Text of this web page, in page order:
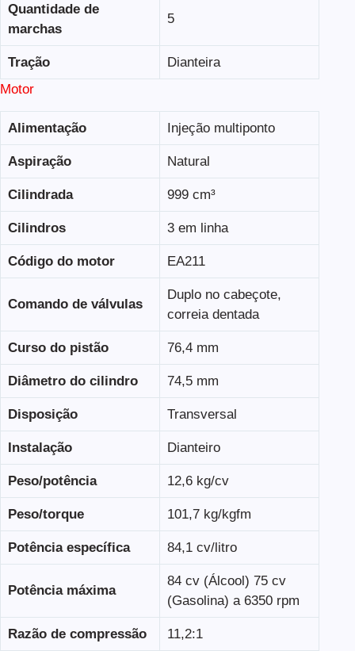
Quantidade de
marchas
5
Tração
Dianteira
Motor
Alimentação Injeção multiponto
Aspiração Natural
Cilindrada 999 cm³
Cilindros 3 em linha
Código do motor EA211
Comando de válvulas
Duplo no cabeçote,
correia dentada
Curso do pistão 76,4 mm
Diâmetro do cilindro 74,5 mm
Disposição Transversal
Instalação Dianteiro
Peso/potência 12,6 kg/cv
Peso/torque 101,7 kg/kgfm
Potência específica 84,1 cv/litro
Potência máxima
84 cv (Álcool) 75 cv
(Gasolina) a 6350 rpm
Razão de compressão 11,2:1